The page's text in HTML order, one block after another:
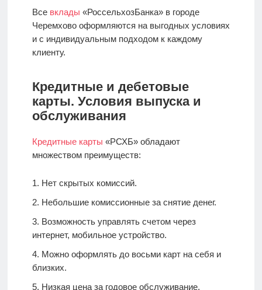
Все вклады «РоссельхозБанка» в городе
Черемхово оформляются на выгодных условиях
и с индивидуальным подходом к каждому
клиенту.
Кредитные и дебетовые
карты. Условия выпуска и
обслуживания
Кредитные карты «РСХБ» обладают
множеством преимуществ:
Нет скрытых комиссий.
Небольшие комиссионные за снятие денег.
Возможность управлять счетом через
интернет, мобильное устройство.
Можно оформлять до восьми карт на себя и
близких.
Низкая цена за годовое обслуживание.